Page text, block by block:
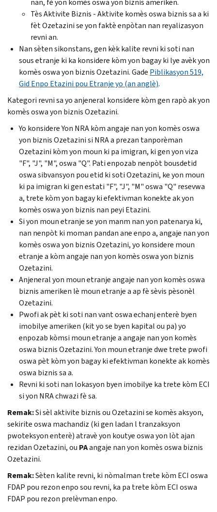
Tès Aktivite Biznis - Aktivite komès oswa biznis sa a ki
fèt Ozetazini se yon faktè enpòtan nan reyalizasyon
revni an.
Nan sèten sikonstans, gen kèk kalite revni ki soti nan
sous etranje ki ka konsidere kòm yon bagay ki lye avèk yon
komès oswa yon biznis Ozetazini. Gade Piblikasyon 519,
Gid Enpo Etazini pou Etranje yo (an anglè).
Kategori revni sa yo anjeneral konsidere kòm gen rapò ak yon
komès oswa yon biznis Ozetazini.
Yo konsidere Yon NRA kòm angaje nan yon komès oswa
yon biznis Ozetazini si NRA a prezan tanporèman
Ozetazini kòm yon moun ki pa imigran, ki gen yon viza
"F", "J", "M", oswa "Q". Pati enpozab nenpòt bousdetid
oswa sibvansyon pou etid ki soti Ozetazini, ke yon moun
ki pa imigran ki gen estati "F", "J", "M" oswa "Q" resevwa
a, trete kòm yon bagay ki efektivman konekte ak yon
komès oswa yon biznis nan peyi Etazini.
Si yon moun etranje se yon manm nan yon patenarya ki,
nan nenpòt ki moman pandan ane enpo a, angaje nan yon
komès oswa yon biznis Ozetazini, yo konsidere moun
etranje a kòm angaje nan yon komès oswa yon biznis
Ozetazini.
Anjeneral yon moun etranje angaje nan yon komès oswa
biznis ameriken lè moun etranje a ap fè sèvis pèsonèl
Ozetazini.
Pwofi ak pèt ki soti nan vant oswa echanj enterè byen
imobilye ameriken (kit yo se byen kapital ou pa) yo
enpozab kòmsi moun etranje a angaje nan yon komès
oswa biznis Ozetazini. Yon moun etranje dwe trete pwofi
oswa pèt kòm yon bagay ki efektivman konekte ak komès
oswa biznis sa a.
Revni ki soti nan lokasyon byen imobilye ka trete kòm ECI
si yon NRA chwazi fè sa.
Remak:Si sèl aktivite biznis ou Ozetazini se komès aksyon,
sekirite oswa machandiz (ki gen ladan l tranzaksyon
pwoteksyon enterè) atravè yon koutye oswa yon lòt ajan
rezidan Ozetazini, ou PAangaje nan yon komès oswa biznis
Ozetazini.
Remak:Sèten kalite revni, ki nòmalman trete kòm ECI oswa
FDAP pou rezon enpo sou revni, ka pa trete kòm ECI oswa
FDAP pou rezon prelèvman enpo.